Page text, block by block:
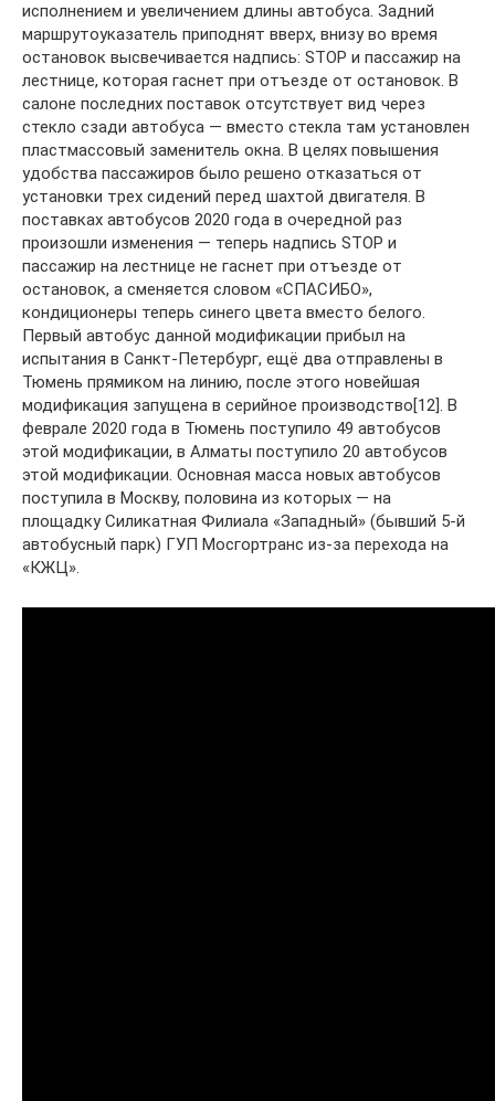
исполнением и увеличением длины автобуса. Задний
маршрутоуказатель приподнят вверх, внизу во время
остановок высвечивается надпись: STOP и пассажир на
лестнице, которая гаснет при отъезде от остановок. В
салоне последних поставок отсутствует вид через
стекло сзади автобуса — вместо стекла там установлен
пластмассовый заменитель окна. В целях повышения
удобства пассажиров было решено отказаться от
установки трех сидений перед шахтой двигателя. В
поставках автобусов 2020 года в очередной раз
произошли изменения — теперь надпись STOP и
пассажир на лестнице не гаснет при отъезде от
остановок, а сменяется словом «СПАСИБО»,
кондиционеры теперь синего цвета вместо белого.
Первый автобус данной модификации прибыл на
испытания в Санкт-Петербург, ещё два отправлены в
Тюмень прямиком на линию, после этого новейшая
модификация запущена в серийное производство[12]. В
феврале 2020 года в Тюмень поступило 49 автобусов
этой модификации, в Алматы поступило 20 автобусов
этой модификации. Основная масса новых автобусов
поступила в Москву, половина из которых — на
площадку Силикатная Филиала «Западный» (бывший 5-й
автобусный парк) ГУП Мосгортранс из-за перехода на
«КЖЦ».